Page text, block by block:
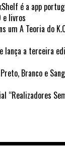
é a app
e livros
um A Teoria do
lança a terceira
Branco e
“Realizadores